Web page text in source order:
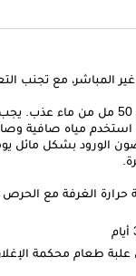
المباشر، مع تجنب
يتم تغيير الماء يومياً باضافة حوالي 50
استخدم مياه صافية
2-3 سم من غصون الورود بشكل
حرارة الغرفة مع
علبة طعام محكمة